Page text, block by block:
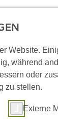
Website.
während
oder
zu stellen.
Externe